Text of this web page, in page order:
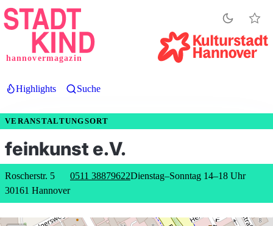
Direkt
zum
hannovermagazin
Highlights Suche
VERANSTALTUNGSORT
feinkunst e.V.
Roscherstr. 5
30161 Hannover
0511 38879622Dienstag–Sonntag 14–18 Uhr